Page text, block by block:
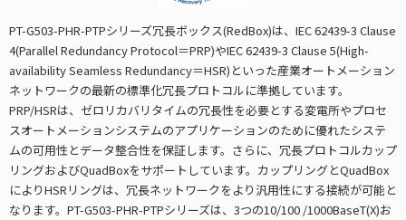
PT-G503-PHR-PTPシリーズ冗長ボックス(RedBox)は、IEC 62439-3 Clause
4(Parallel Redundancy Protocol＝PRP)やIEC 62439-3 Clause 5(High-
availability Seamless Redundancy＝HSR)といった産業オートメーション
ネットワークの最新の標準化冗長プロトコルに準拠しています。
PRP/HSRは、ゼロリカバリタイムの冗長性を必要とする変電所やプロセ
スオートメーションシステムのアプリケーションのために優れたシステ
ムの可用性とデータ整合性を保証します。さらに、冗長プロトコルカップ
リングおよびQuadBoxをサポートしています。カップリングとQuadBox
によりHSRリングは、冗長ネットワークをより汎用性にする接続が可能と
なります。PT-G503-PHR-PTPシリーズは、3つの10/100 /1000BaseT(X)お